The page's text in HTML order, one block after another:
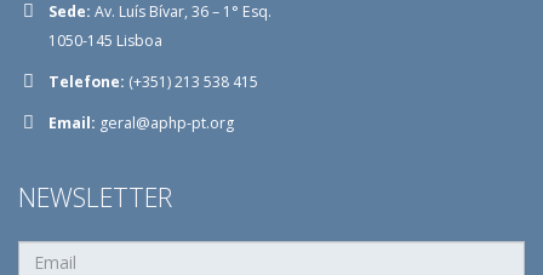
Sede: Av. Luís Bívar, 36 – 1° Esq.
1050-145 Lisboa
Telefone: (+351) 213 538 415
Email: geral@aphp-pt.org
NEWSLETTER